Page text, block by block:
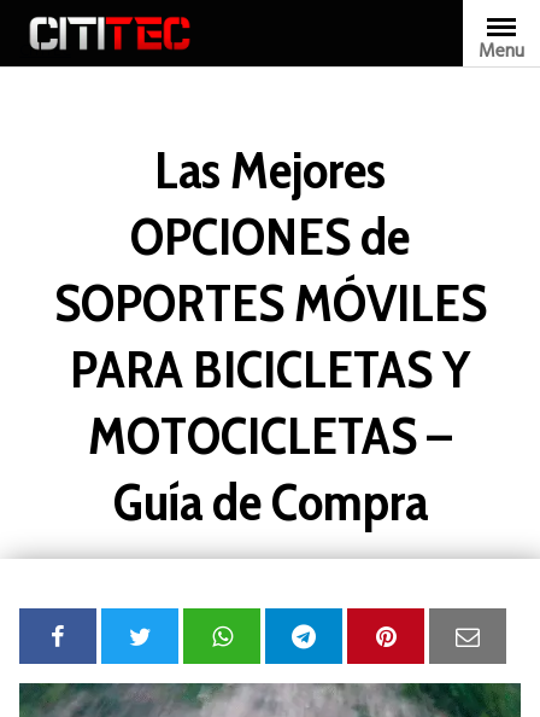
Skip
content
Menu
CITITEC
Las Mejores
OPCIONES de
SOPORTES MÓVILES
PARA BICICLETAS Y
MOTOCICLETAS –
Guía de Compra